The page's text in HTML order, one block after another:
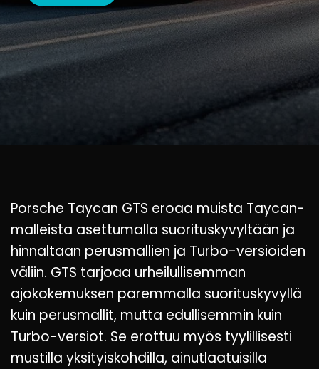
Porsche Taycan GTS eroaa muista Taycan-
malleista asettumalla suorituskyvyltään ja
hinnaltaan perusmallien ja Turbo-versioiden
väliin. GTS tarjoaa urheilullisemman
ajokokemuksen paremmalla suorituskyvyllä
kuin perusmallit, mutta edullisemmin kuin
Turbo-versiot. Se erottuu myös tyylillisesti
mustilla yksityiskohdilla, ainutlaatuisilla